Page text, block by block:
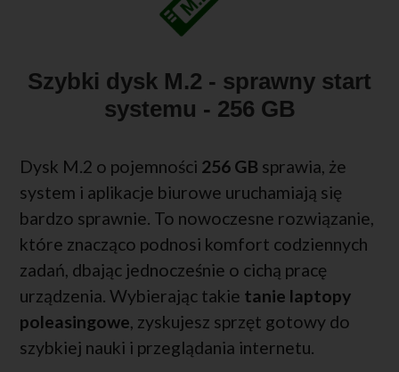
Szybki dysk M.2 - sprawny start
systemu - 256 GB
Dysk M.2 o pojemności 256 GB sprawia, że
system i aplikacje biurowe uruchamiają się
bardzo sprawnie. To nowoczesne rozwiązanie,
które znacząco podnosi komfort codziennych
zadań, dbając jednocześnie o cichą pracę
urządzenia. Wybierając takie tanie laptopy
poleasingowe, zyskujesz sprzęt gotowy do
szybkiej nauki i przeglądania internetu.